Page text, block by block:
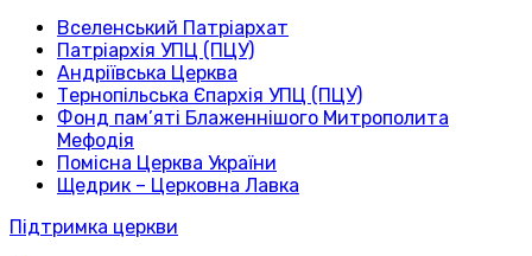
Вселенський Патріархат
Патріархія УПЦ (ПЦУ)
Андріївська Церква
Тернопільська Єпархія УПЦ (ПЦУ)
Фонд пам’яті Блаженнішого Митрополита
Мефодія
Помісна Церква України
Щедрик – Церковна Лавка
Підтримка церкви